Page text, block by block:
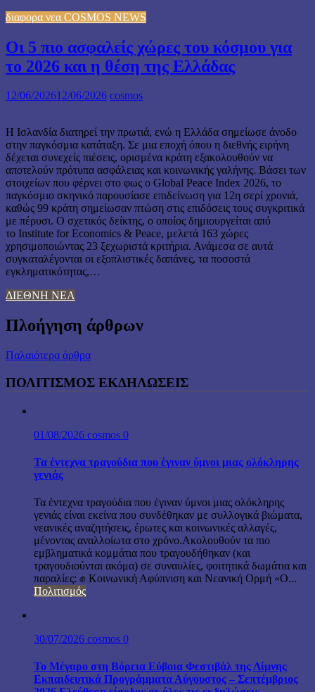
διαφορα νεα COSMOS NEWS
Οι 5 πιο ασφαλείς χώρες του κόσμου για
το 2026 και η θέση της Ελλάδας
12/06/202612/06/2026 cosmos
Η Ισλανδία διατηρεί την πρωτιά, ενώ η Ελλάδα σημείωσε άνοδο
στην παγκόσμια κατάταξη. Σε μια εποχή όπου η διεθνής ειρήνη
δέχεται συνεχείς πιέσεις, ορισμένα κράτη εξακολουθούν να
αποτελούν πρότυπα ασφάλειας και κοινωνικής γαλήνης. Βάσει των
στοιχείων που φέρνει στο φως ο Global Peace Index 2026, το
παγκόσμιο σκηνικό παρουσίασε επιδείνωση για 12η σερί χρονιά,
καθώς 99 κράτη σημείωσαν πτώση στις επιδόσεις τους συγκριτικά
με πέρυσι. Ο σχετικός δείκτης, ο οποίος δημιουργείται από
το Institute for Economics & Peace, μελετά 163 χώρες
χρησιμοποιώντας 23 ξεχωριστά κριτήρια. Ανάμεσα σε αυτά
συγκαταλέγονται οι εξοπλιστικές δαπάνες, τα ποσοστά
εγκληματικότητας,…
ΔΙΕΘΝΗ ΝΕΑ
Πλοήγηση άρθρων
Παλαιότερα άρθρα
ΠΟΛΙΤΙΣΜΟΣ ΕΚΔΗΛΩΣΕΙΣ
01/08/2026 cosmos 0
Τα έντεχνα τραγούδια που έγιναν ύμνοι μιας ολόκληρης
γενιάς
Τα έντεχνα τραγούδια που έγιναν ύμνοι μιας ολόκληρης
γενιάς είναι εκείνα που συνδέθηκαν με συλλογικά βιώματα,
νεανικές αναζητήσεις, έρωτες και κοινωνικές αλλαγές,
μένοντας αναλλοίωτα στο χρόνο.Ακολουθούν τα πιο
εμβληματικά κομμάτια που τραγουδήθηκαν (και
τραγουδιούνται ακόμα) σε συναυλίες, φοιτητικά δωμάτια και
παραλίες: ✊ Κοινωνική Αφύπνιση και Νεανική Ορμή «Ο...
Πολιτισμός
30/07/2026 cosmos 0
Το Μέγαρο στη Βόρεια Εύβοια Φεστιβάλ της Λίμνης
Εκπαιδευτικά Προγράμματα Αύγουστος – Σεπτέμβριος